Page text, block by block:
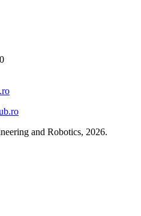
and Robotics, 2026.